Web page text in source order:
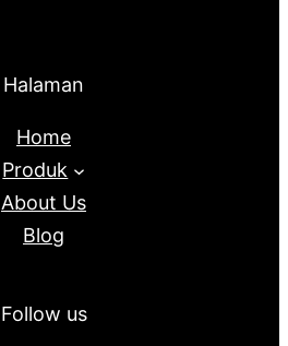
Halaman
Home
Produk
About Us
Blog
Follow us